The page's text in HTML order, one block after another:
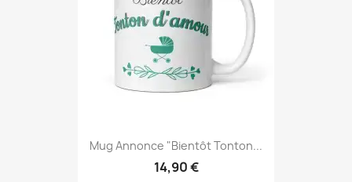
Mug Annonce "Bientôt Tonton...
14,90 €